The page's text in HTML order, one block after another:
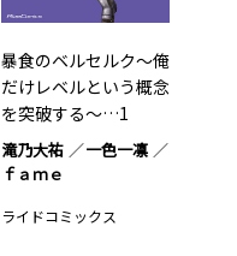
暴食のベルセルク～俺
だけレベルという概念
を突破する～…1
滝乃大祐
一色一凛
ｆａｍｅ
ライドコミックス